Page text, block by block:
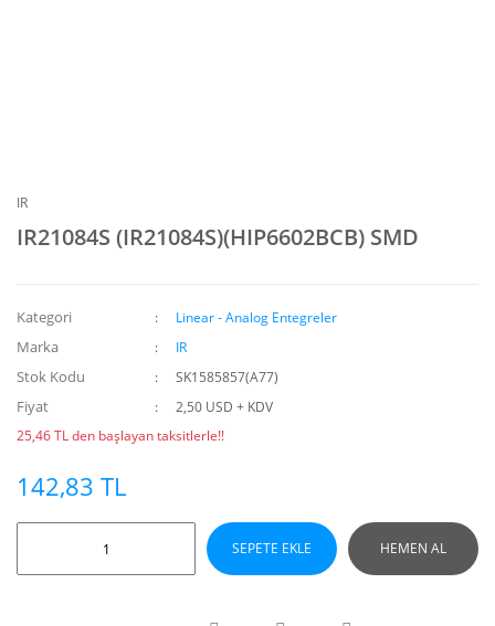
IR
IR21084S (IR21084S)(HIP6602BCB) SMD
Kategori Linear - Analog Entegreler
Marka IR
Stok Kodu SK1585857(A77)
Fiyat
2,50 USD + KDV
25,46 TL den başlayan taksitlerle!!
142,83 TL
SEPETE EKLE HEMEN AL